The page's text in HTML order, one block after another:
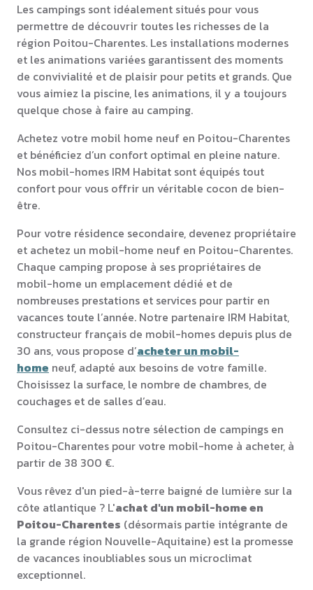
Les campings sont idéalement situés pour vous
permettre de découvrir toutes les richesses de la
région Poitou-Charentes. Les installations modernes
et les animations variées garantissent des moments
de convivialité et de plaisir pour petits et grands. Que
vous aimiez la piscine, les animations, il y a toujours
quelque chose à faire au camping.
Achetez votre mobil home neuf en Poitou-Charentes
et bénéficiez d’un confort optimal en pleine nature.
Nos mobil-homes IRM Habitat sont équipés tout
confort pour vous offrir un véritable cocon de bien-
être.
Pour votre résidence secondaire, devenez propriétaire
et achetez un mobil-home neuf en Poitou-Charentes.
Chaque camping propose à ses propriétaires de
mobil-home un emplacement dédié et de
nombreuses prestations et services pour partir en
vacances toute l’année. Notre partenaire IRM Habitat,
constructeur français de mobil-homes depuis plus de
30 ans, vous propose d’acheter un mobil-
home neuf, adapté aux besoins de votre famille.
Choisissez la surface, le nombre de chambres, de
couchages et de salles d’eau.
Consultez ci-dessus notre sélection de campings en
Poitou-Charentes pour votre mobil-home à acheter, à
partir de 38 300 €.
Vous rêvez d'un pied-à-terre baigné de lumière sur la
côte atlantique ? L'achat d'un mobil-home en
Poitou-Charentes (désormais partie intégrante de
la grande région Nouvelle-Aquitaine) est la promesse
de vacances inoubliables sous un microclimat
exceptionnel.